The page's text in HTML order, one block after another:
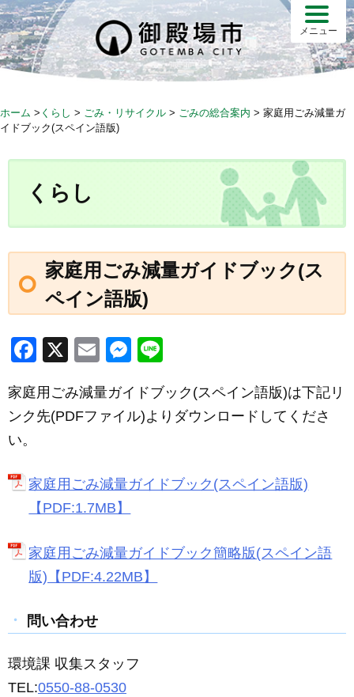
S
k
i
p
c
メニュー
ホーム > くらし > ごみ・リサイクル > ごみの総合案内 > 家庭用ごみ減量ガ
イドブック(スペイン語版)
くらし
家庭用ごみ減量ガイドブック(ス
ペイン語版)
F
c
e
o
o
X
E
ail
M
ss
e
g
e
家庭用ごみ減量ガイドブック(スペイン語版)は下記リ
ンク先(PDFファイル)よりダウンロードしてくださ
い。
家庭用ごみ減量ガイドブック(スペイン語版)
【PDF:1.7MB】
家庭用ごみ減量ガイドブック簡略版(スペイン語
版)【PDF:4.22MB】
問い合わせ
環境課 収集スタッフ
TEL:0550-88-0530